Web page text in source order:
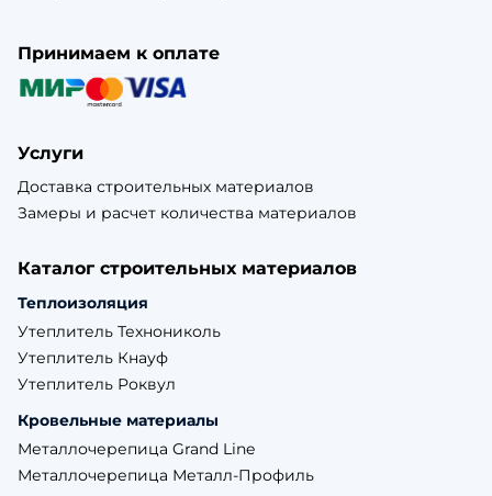
Принимаем к оплате
Услуги
Доставка строительных материалов
Замеры и расчет количества материалов
Каталог строительных материалов
Теплоизоляция
Утеплитель Технониколь
Утеплитель Кнауф
Утеплитель Роквул
Кровельные материалы
Металлочерепица Grand Line
Металлочерепица Металл-Профиль